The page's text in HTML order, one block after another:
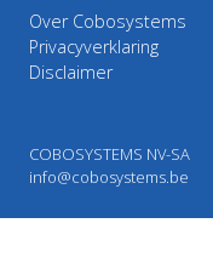
Over Cobosystems
Privacyverklaring
Disclaimer
COBOSYSTEMS NV-SA
info@cobosystems.be